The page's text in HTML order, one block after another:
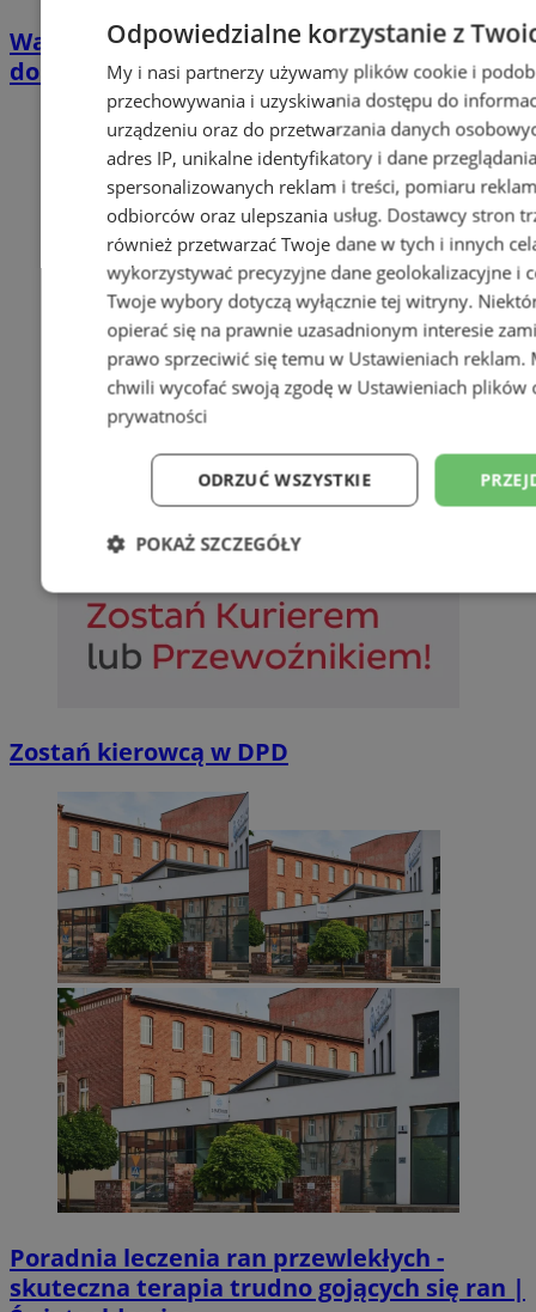
Wakacyjny wypoczynek nad Bałtykiem w
domkach Szmaragdowe Morze
Zostań kierowcą w DPD
Poradnia leczenia ran przewlekłych -
skuteczna terapia trudno gojących się ran |
Odpowiedzialne korzystanie z
My i nasi partnerzy używamy plików cookie i
przechowywania i uzyskiwania dostępu do
urządzeniu oraz do przetwarzania danych
adres IP, unikalne identyfikatory i dane
spersonalizowanych reklam i treści, pomiaru
odbiorców oraz ulepszania usług. Dostawcy stron
również przetwarzać Twoje dane w tych i innych
wykorzystywać precyzyjne dane geolokalizacyjne i
Twoje wybory dotyczą wyłącznie tej witryny.
opierać się na prawnie uzasadnionym interesie
prawo sprzeciwić się temu w Ustawieniach reklam.
chwili wycofać swoją zgodę w Ustawieniach plików
prywatności
ODRZUĆ WSZYSTKIE
POKAŻ SZCZEGÓŁY
Niezbędne Wydajność
Niezbędne Wydajność Targetowanie
Niezbędne pliki cookie umożliwiają korzystanie z podstawowych
takich jak logowanie użytkownika i zarządzanie kontem. Bez
można prawidłowo korzystać ze strony internetowej.
Nazwa
Provider/
Domena
SessID
sosnowiecki.pl
QeSessID
MvSessID sosnowiecki.pl